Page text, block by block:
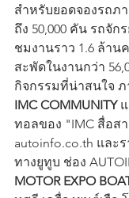
สำหรับยอดจองรถภ
ถึง 50,000 คัน รถจัก
ชมงานราว 1.6 ล้าน
สะพัดในงานกว่า
กิจกรรมที่น่าสนใจ
IMC COMMUNITY แ
ทอลของ "IMC สื่อส
autoinfo.co.th และ
ทางยูทูบ ช่อง
MOTOR EXPO